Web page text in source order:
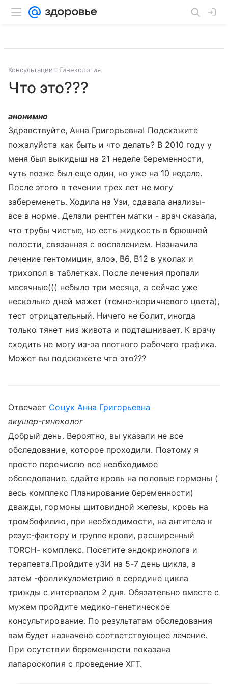
Консультации Гинекология
Что это???
анонимно
Здравствуйте, Анна Григорьевна! Подскажите
пожалуйста как быть и что делать? В 2010 году у
меня был выкидыш на 21 неделе беременности,
чуть позже был еще один, но уже на 10 неделе.
После этого в течении трех лет не могу
забеременеть. Ходила на Узи, сдавала анализы-
все в норме. Делали рентген матки - врач сказала,
что трубы чистые, но есть жидкость в брюшной
полости, связанная с воспалением. Назначила
лечение гентомицин, алоэ, В6, В12 в уколах и
трихопол в таблетках. После лечения пропали
месячные((( небыло три месяца, а сейчас уже
несколько дней мажет (темно-коричневого цвета),
тест отрицательный. Ничего не болит, иногда
только тянет низ живота и подташнивает. К врачу
сходить не могу из-за плотного рабочего графика.
Может вы подскажете что это???
Отвечает Соцук Анна Григорьевна
акушер-гинеколог
Добрый день. Вероятно, вы указали не все
обследование, которое проходили. Поэтому я
просто перечислю все необходимое
обследование. сдайте кровь на половые гормоны (
весь комплекс Планирование беременности)
дважды, гормоны щитовидной железы, кровь на
тромбофилию, при необходимости, на антитела к
резус-фактору и группе крови, расширенный
TORCH- комплекс. Посетите эндокринолога и
терапевта.Пройдите уЗИ на 5-7 день цикла, а
затем -фолликулометрию в середине цикла
трижды с интервалом 2 дня. Обязательно вместе с
мужем пройдите медико-генетическое
консультирование. По результатам обследования
вам будет назначено соответствующее лечение.
При осутствии беременности показана
лапароскопия с проведение ХГТ.